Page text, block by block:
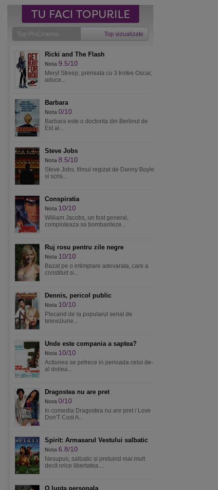
Top ProCinema Top vizualizate
Ricki and The Flash
Nota 9.5/10
Meryl Streep, premiata cu 3 trofee Oscar,
aduce...
Barbara
Nota 0/10
Barbara este o doctorita din Berlinul de
Est al...
Steve Jobs
Nota 8.5/10
Steve Jobs, filmul regizat de Danny Boyle
si scris...
Conspiratia
Nota 10/10
William Jacobs, un fost general,
comploteaza sa bombardeze...
Ruj rosu pentru zile negre
Nota 10/10
Bazat pe o intimplare adevarata, care a
constituit si...
Dennis, pericol public
Nota 10/10
Plecand de la popularul serial de
televiziune...
Unde este compania a saptea?
Nota 10/10
Actiunea se petrece in perioada celui de-
al doilea...
Dragostea nu are pret
Nota 0/10
In comedia Dragostea nu are pret / Love
Don'T Cost A...
Spirit: Armasarul Vestului salbatic
Nota 6.8/10
Nesupus, salbatic si pretuind mai mult
decit orice libertatea....
O lupta personala